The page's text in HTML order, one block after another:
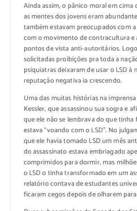
Ainda assim, o pânico moral em cima
as mentes dos jovens eram
também estavam preocupados com a
com o movimento de contracultura e
pontos de vista anti-autoritários.
solicitadas proibições pra toda a
psiquiatras deixaram de usar o LSD à
reputação negativa ia crescendo.
Uma das muitas histórias na
Kessler, que assassinou sua sogra e
que ele não se lembrava do que
estava “voando com o LSD”. No
que ele havia tomado LSD um mês
do assassinato estava embriagado
comprimidos para dormir, mas
o LSD o tinha transformado em um
relatório contava de estudantes
ficaram cegos depois de olharem